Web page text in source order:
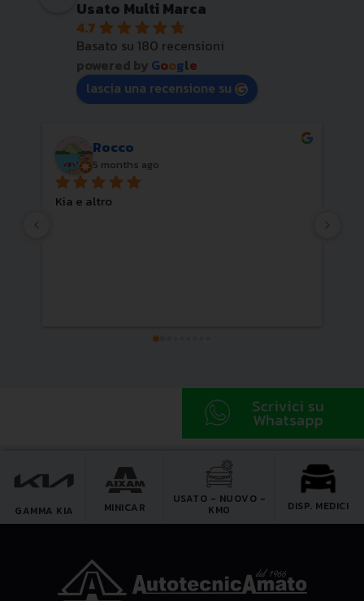
Usato Multi Marca
4.7
Basato su 180 recensioni
powered by Google
lascia una recensione su
Rocco
5 months ago
Kia e altro
GAMMA KIA MINICAR
USATO - NUOVO -
KM0 DISP. MEDICI